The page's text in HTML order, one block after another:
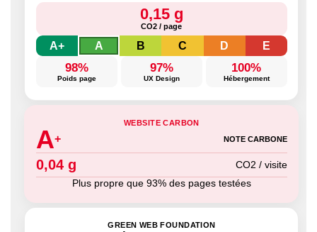
0,15 g
CO2 / page
A+ A B C D E
98%
Poids page
97%
UX Design
100%
Hébergement
WEBSITE CARBON
A+ NOTE CARBONE
0,04 g
CO2 / visite
Plus propre que 93% des pages testées
GREEN WEB FOUNDATION